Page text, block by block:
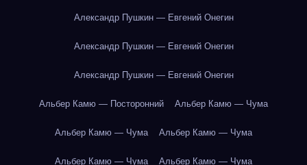
Александр Пушкин — Евгений Онегин
Александр Пушкин — Евгений Онегин
Александр Пушкин — Евгений Онегин
Альбер Камю — Посторонний Альбер Камю — Чума
Альбер Камю — Чума Альбер Камю — Чума
Альбер Камю — Чума Альбер Камю — Чума